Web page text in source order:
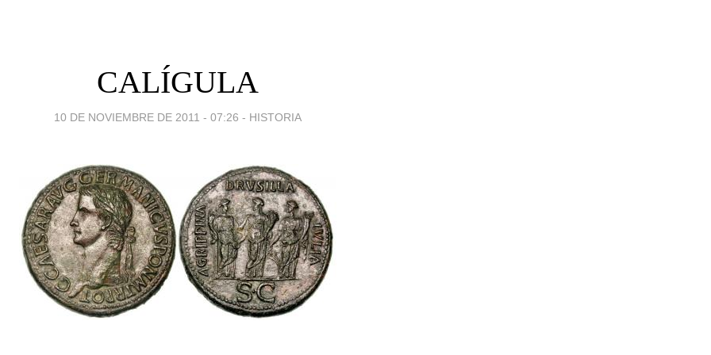
CALÍGULA
10 DE NOVIEMBRE DE 2011 - 07:26 - HISTORIA